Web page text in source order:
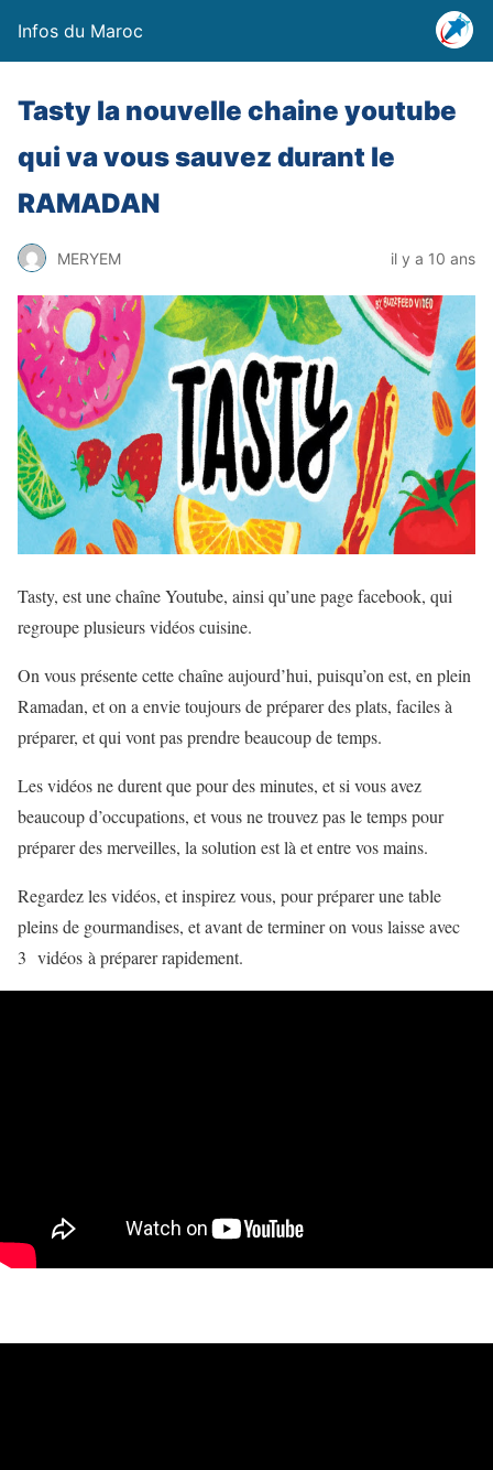
Infos du Maroc
Tasty la nouvelle chaine youtube
qui va vous sauvez durant le
RAMADAN
MERYEM il y a 10 ans
Tasty, est une chaîne Youtube, ainsi qu’une page facebook, qui
regroupe plusieurs vidéos cuisine.
On vous présente cette chaîne aujourd’hui, puisqu’on est, en plein
Ramadan, et on a envie toujours de préparer des plats, faciles à
préparer, et qui vont pas prendre beaucoup de temps.
Les vidéos ne durent que pour des minutes, et si vous avez
beaucoup d’occupations, et vous ne trouvez pas le temps pour
préparer des merveilles, la solution est là et entre vos mains.
Regardez les vidéos, et inspirez vous, pour préparer une table
pleins de gourmandises, et avant de terminer on vous laisse avec
3 vidéos à préparer rapidement.